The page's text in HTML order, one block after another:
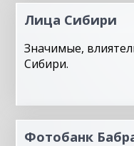
Лица Сибири
Значимые,
Сибири.
Фотобанк